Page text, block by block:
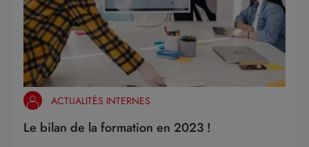
ACTUALITÉS INTERNES
Le bilan de la formation en 2023 !